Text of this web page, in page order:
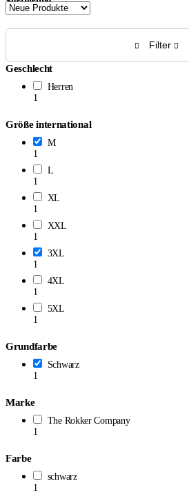
Filter
Geschlecht
Herren
1
Größe international
M
1
L
1
XL
1
XXL
1
3XL
1
4XL
1
5XL
1
Grundfarbe
Schwarz
1
Marke
The Rokker Company
1
Farbe
schwarz
1